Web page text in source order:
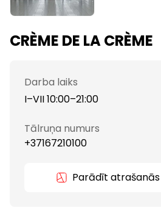
CRÈME DE LA CRÈME
Darba laiks
I–VII 10:00–21:00
Tālruņa numurs
+37167210100
Parādīt